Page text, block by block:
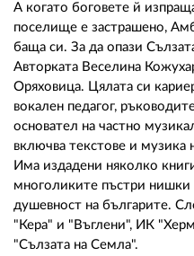
А когато боговете й
поселище е застрашено,
баща си. За да опази
Авторката Веселина
Оряховица. Цялата си
вокален педагог,
основател на частно
включва текстове и
Има издадени няколко
многоликите пъстри нишки
душевност на българите.
"Кера" и "Въглени", ИК
"Сълзата на Семла".